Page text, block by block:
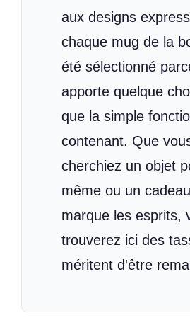
aux designs
chaque mug de la
été sélectionné
apporte quelque
que la simple
contenant. Que
cherchiez un objet
même ou un
marque les esprits,
trouverez ici des
méritent d'être